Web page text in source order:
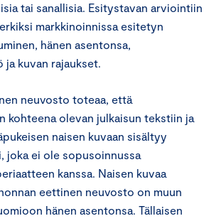
tai sanallisia. Esitystavan arviointiin
markkinoinnissa esitetyn
hänen asentonsa,
ja kuvan rajaukset.
neuvosto toteaa, että
kohteena olevan julkaisun tekstiin ja
naisen kuvaan sisältyy
joka ei ole sopusoinnussa
kanssa. Naisen kuvaa
eettinen neuvosto on muun
hänen asentonsa. Tällaisen